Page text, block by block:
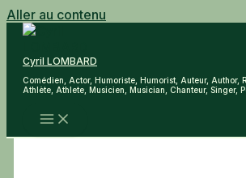
Aller au contenu
Cyril LOMBARD
Comédien, Actor, Humoriste, Humorist, Auteur, Author,
Athlète, Athlete, Musicien, Musician, Chanteur, Singer,